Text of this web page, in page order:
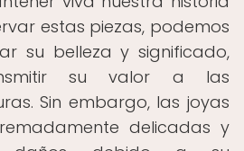
estas piezas, podemos
su belleza y significado,
su valor a las
Sin embargo, las joyas
delicadas y